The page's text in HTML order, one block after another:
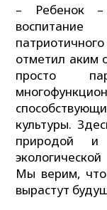
– Ребенок –
воспитание
отметил аким
просто
культуры.
природой и
Мы верим,
вырастут